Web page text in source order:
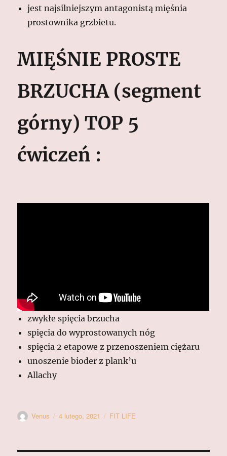
jest najsilniejszym antagonistą mięśnia
prostownika grzbietu.
MIĘŚNIE PROSTE
BRZUCHA (segment
górny) TOP 5
ćwiczeń :
zwykłe spięcia brzucha
spięcia do wyprostowanych nóg
spięcia 2 etapowe z przenoszeniem ciężaru
unoszenie bioder z plank’u
Allachy
Autor
Venus
Data
4 lutego, 2021 Kategorie
FIT LIFE